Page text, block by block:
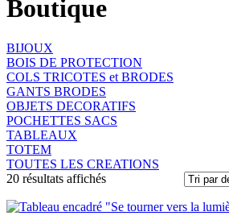
Boutique
BIJOUX
BOIS DE PROTECTION
COLS TRICOTES et BRODES
GANTS BRODES
OBJETS DECORATIFS
POCHETTES SACS
TABLEAUX
TOTEM
TOUTES LES CREATIONS
20 résultats affichés